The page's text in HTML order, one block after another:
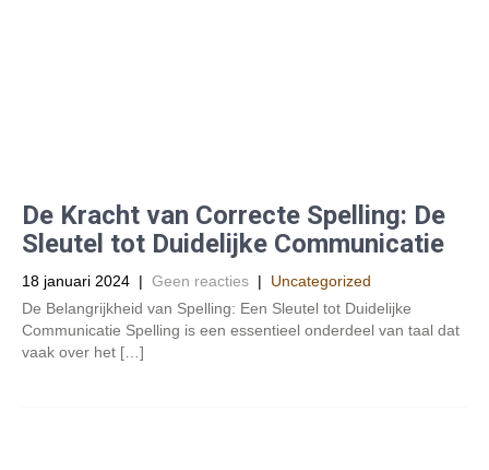
De Kracht van Correcte Spelling: De
Sleutel tot Duidelijke Communicatie
18 januari 2024 | Geen reacties | Uncategorized
De Belangrijkheid van Spelling: Een Sleutel tot Duidelijke
Communicatie Spelling is een essentieel onderdeel van taal dat
vaak over het […]